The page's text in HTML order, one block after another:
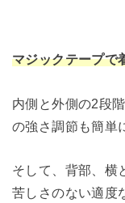
マジックテープで
内側と外側の2段
の強さ調節も簡単
そして、背部、横
苦しさのない適度